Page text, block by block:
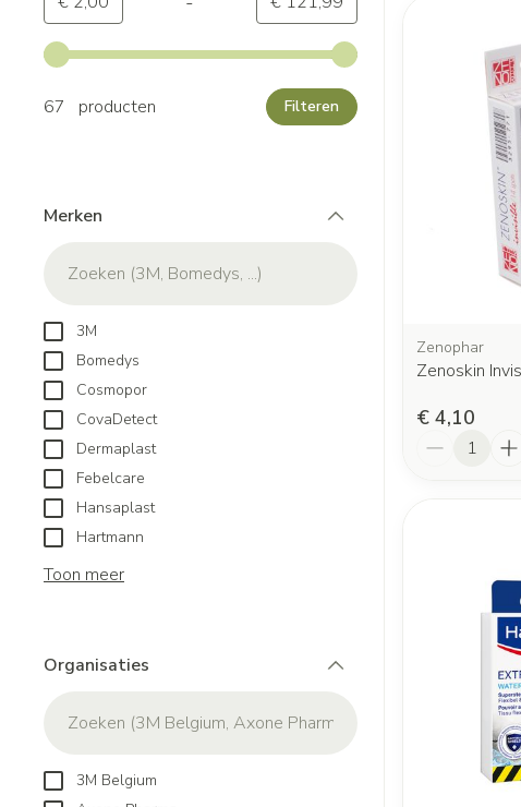
Gebruik de pijltjestoetsen links en rechts om de minimale en
67 producten
Filteren
Merken
3M
Bomedys
Cosmopor
CovaDetect
Dermaplast
Febelcare
Hansaplast
Hartmann
Toon meer
Organisaties
3M Belgium
Zenophar
Zenoskin
€ 4,10
Aantal